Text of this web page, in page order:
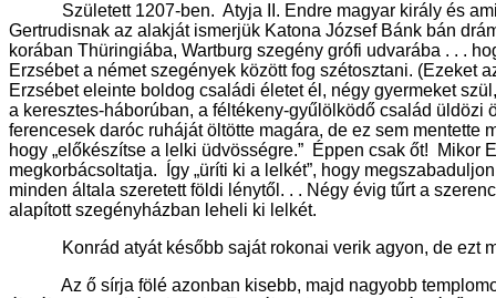
Született 1207-ben. Atyja II. Endre magyar király és ami
Gertrudisnak az alakját ismerjük Katona József Bánk bán
korában Thüringiába, Wartburg szegény grófi udvarába . . .
Erzsébet a német szegények között fog szétosztani. (Ezeket
Erzsébet eleinte boldog családi életet él, négy gyermeket
a keresztes-háborúban, a féltékeny-gyűlölködő család
ferencesek daróc ruháját öltötte magára, de ez sem
hogy „előkészítse a lelki üdvösségre.” Éppen csak őt! Mikor
megkorbácsoltatja. Így „üríti ki a lelkét”, hogy
minden általa szeretett földi lénytől. . . Négy évig tűrt a
alapított szegényházban leheli ki lelkét.
Konrád atyát később saját rokonai verik agyon, de ezt
Az ő sírja fölé azonban kisebb, majd nagyobb templomot